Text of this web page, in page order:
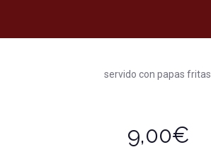
servido con papas fritas.
9,00€